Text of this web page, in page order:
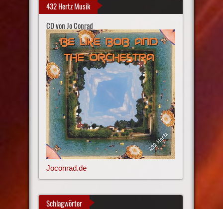
432 Hertz Musik
CD von Jo Conrad
Joconrad.de
Schlagwörter